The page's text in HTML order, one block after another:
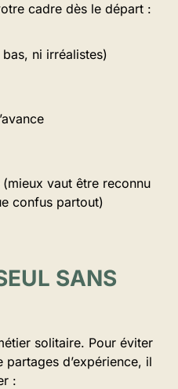
cadre dès le départ :
ni irréalistes)
vaut être reconnu
confus partout)
SANS
solitaire. Pour éviter
partages d’expérience, il
: